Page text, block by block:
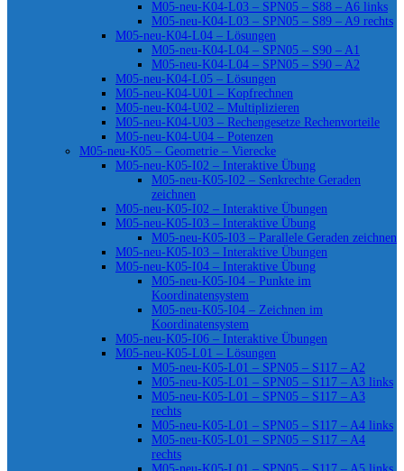
M05-neu-K04-L03 – SPN05 – S88 – A6 links
M05-neu-K04-L03 – SPN05 – S89 – A9 rechts
M05-neu-K04-L04 – Lösungen
M05-neu-K04-L04 – SPN05 – S90 – A1
M05-neu-K04-L04 – SPN05 – S90 – A2
M05-neu-K04-L05 – Lösungen
M05-neu-K04-U01 – Kopfrechnen
M05-neu-K04-U02 – Multiplizieren
M05-neu-K04-U03 – Rechengesetze Rechenvorteile
M05-neu-K04-U04 – Potenzen
M05-neu-K05 – Geometrie – Vierecke
M05-neu-K05-I02 – Interaktive Übung
M05-neu-K05-I02 – Senkrechte Geraden
zeichnen
M05-neu-K05-I02 – Interaktive Übungen
M05-neu-K05-I03 – Interaktive Übung
M05-neu-K05-I03 – Parallele Geraden zeichnen
M05-neu-K05-I03 – Interaktive Übungen
M05-neu-K05-I04 – Interaktive Übung
M05-neu-K05-I04 – Punkte im
Koordinatensystem
M05-neu-K05-I04 – Zeichnen im
Koordinatensystem
M05-neu-K05-I06 – Interaktive Übungen
M05-neu-K05-L01 – Lösungen
M05-neu-K05-L01 – SPN05 – S117 – A2
M05-neu-K05-L01 – SPN05 – S117 – A3 links
M05-neu-K05-L01 – SPN05 – S117 – A3
rechts
M05-neu-K05-L01 – SPN05 – S117 – A4 links
M05-neu-K05-L01 – SPN05 – S117 – A4
rechts